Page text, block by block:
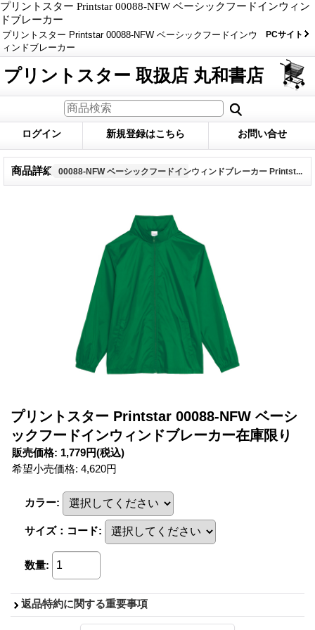
プリントスター Printstar 00088-NFW ベーシックフードインウィン
ドブレーカー
プリントスター Printstar 00088-NFW ベーシックフードインウ
ィンドブレーカー
PCサイト
プリントスター 取扱店 丸和書店
ログイン 新規登録はこちら お問い合せ
商品詳細 00088-NFW ベーシックフードインウィンドブレーカー Printst...
プリントスター Printstar 00088-NFW ベーシ
ックフードインウィンドブレーカー在庫限り
販売価格: 1,779円(税込)
希望小売価格: 4,620円
カラー:
サイズ：コード:
数量:
返品特約に関する重要事項